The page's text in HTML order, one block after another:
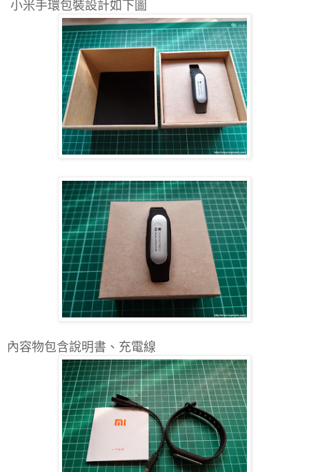
小米手環包裝設計如下圖
內容物包含說明書、充電線